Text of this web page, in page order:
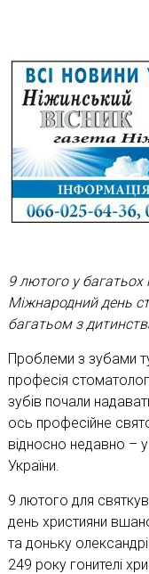
9 лютого у багатьох
Міжнародний день
багатьом з
Проблеми з зубами
професія
зубів почали
ось професійне
відносно недавно –
України.
9 лютого для
день християни
та доньку
249 року гонителі